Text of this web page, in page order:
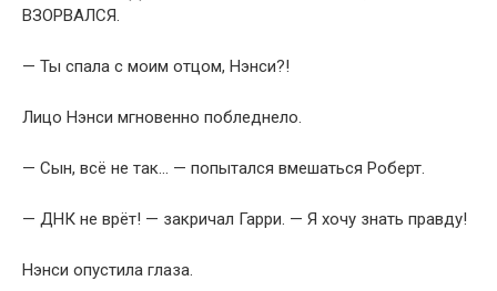
ВЗОРВАЛСЯ.
— Ты спала с моим отцом, Нэнси?!
Лицо Нэнси мгновенно побледнело.
— Сын, всё не так… — попытался вмешаться Роберт.
— ДНК не врёт! — закричал Гарри. — Я хочу знать правду!
Нэнси опустила глаза.